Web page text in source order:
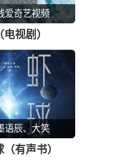
爱奇艺视频
视剧）
语辰、大笑
有声书）